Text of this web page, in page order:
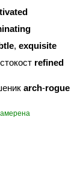
,exquisite
refined
arch-rogue